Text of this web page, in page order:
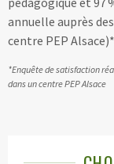
annuelle auprès
centre PEP
*Enquête de satisfaction
dans un centre PEP Alsace